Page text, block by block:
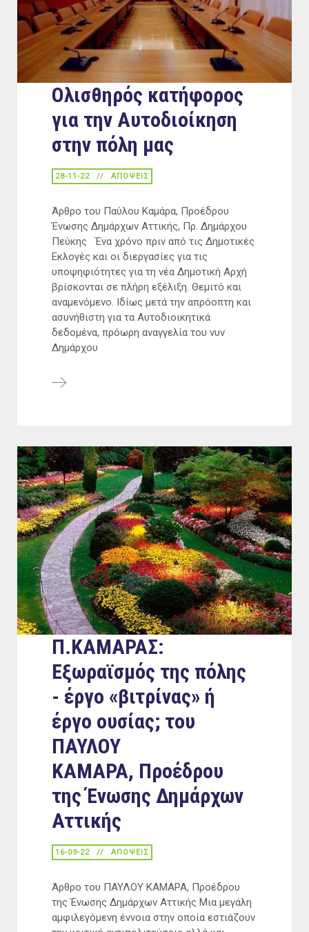
Ολισθηρός κατήφορος
για την Αυτοδιοίκηση
στην πόλη μας
28-11-22 ΑΠΟΨΕΙΣ
Άρθρο του Παύλου Καμάρα, Προέδρου
Ένωσης Δημάρχων Αττικής, Πρ. Δημάρχου
Πεύκης Ένα χρόνο πριν από τις Δημοτικές
Εκλογές και οι διεργασίες για τις
υποψηφιότητες για τη νέα Δημοτική Αρχή
βρίσκονται σε πλήρη εξέλιξη. Θεμιτό και
αναμενόμενο. Ιδίως μετά την απρόοπτη και
ασυνήθιστη για τα Αυτοδιοικητικά
δεδομένα, πρόωρη αναγγελία του νυν
Δημάρχου
Π.ΚΑΜΑΡΑΣ:
Εξωραϊσμός της πόλης
- έργο «βιτρίνας» ή
έργο ουσίας; του
ΠΑΥΛΟΥ
ΚΑΜΑΡΑ, Προέδρου
της Ένωσης Δημάρχων
Αττικής
16-09-22 ΑΠΟΨΕΙΣ
Άρθρο του ΠΑΥΛΟΥ ΚΑΜΑΡΑ, Προέδρου
της Ένωσης Δημάρχων Αττικής Μια μεγάλη
αμφιλεγόμενη έννοια στην οποία εστιάζουν